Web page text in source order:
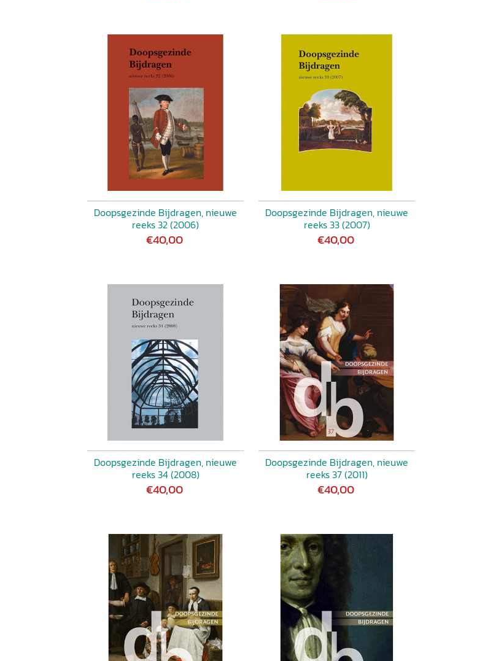
Doopsgezinde Bijdragen, nieuwe
reeks 32 (2006)
€40,00
Doopsgezinde Bijdragen, nieuwe
reeks 33 (2007)
€40,00
Doopsgezinde Bijdragen, nieuwe
reeks 34 (2008)
€40,00
Doopsgezinde Bijdragen, nieuwe
reeks 37 (2011)
€40,00